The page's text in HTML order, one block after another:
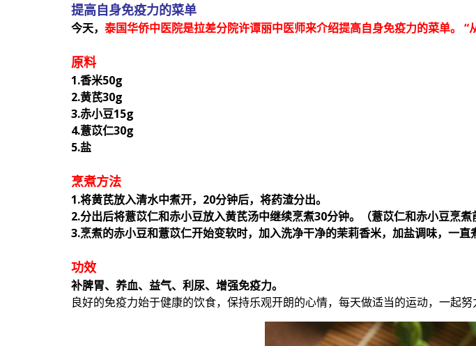
提高自身免疫力的菜单
今天， 泰国华侨中医院是拉差分院许谭丽中医师来介绍提高自身免疫力的菜单。 “
原料
1.香米50g
2.黄芪30g
3.赤小豆15g
4.薏苡仁30g
5.盐
烹煮方法
1.将黄芪放入清水中煮开，20分钟后，将药渣分出。
2.分出后将薏苡仁和赤小豆放入黄芪汤中继续烹煮30分钟。（薏苡仁和赤小豆烹煮
3.烹煮的赤小豆和薏苡仁开始变软时，加入洗净干净的茉莉香米，加盐调味，一直
功效
补脾胃、养血、益气、利尿、增强免疫力。
良好的免疫力始于健康的饮食，保持乐观开朗的心情，每天做适当的运动，一起努